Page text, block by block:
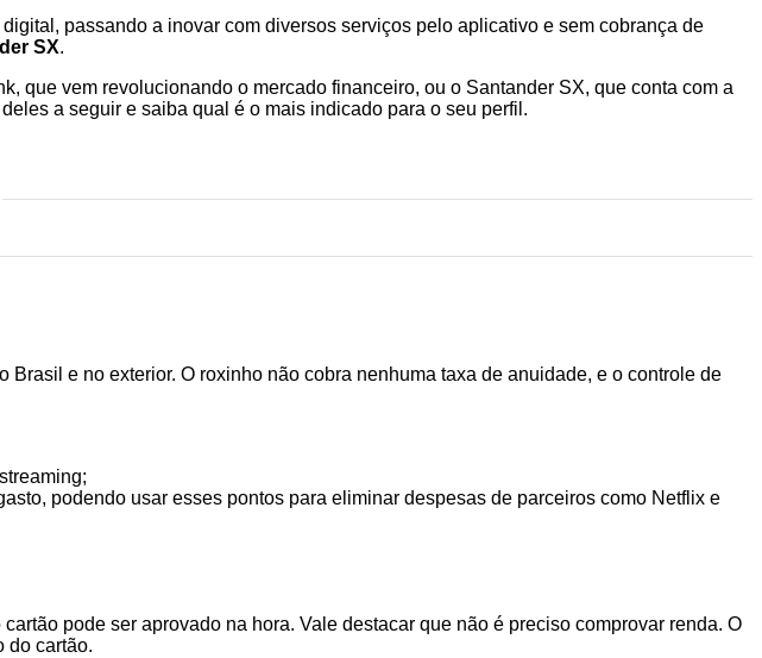
passando a inovar com diversos serviços pelo aplicativo e sem cobrança de
SX.
que vem revolucionando o mercado financeiro, ou o Santander SX, que conta com a
a seguir e saiba qual é o mais indicado para o seu perfil.
e no exterior. O roxinho não cobra nenhuma taxa de anuidade, e o controle de
podendo usar esses pontos para eliminar despesas de parceiros como Netflix e
pode ser aprovado na hora. Vale destacar que não é preciso comprovar renda. O
do cartão.